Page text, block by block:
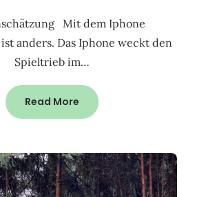
Mit dem Iphone
anders. Das Iphone weckt den
Spieltrieb im…
Read More